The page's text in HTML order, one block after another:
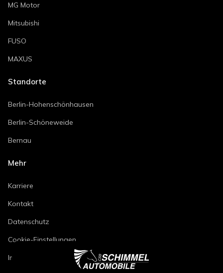
MG Motor
Mitsubishi
FUSO
MAXUS
Standorte
Berlin-Hohenschönhausen
Berlin-Schöneweide
Bernau
Mehr
Karriere
Kontakt
Datenschutz
Cookie-Einstellungen
Impressum